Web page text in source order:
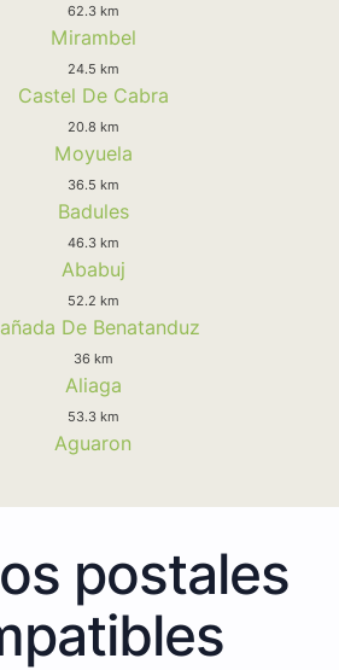
62.3 km
Mirambel
24.5 km
Castel De Cabra
20.8 km
Moyuela
36.5 km
Badules
46.3 km
Ababuj
52.2 km
De Benatanduz
36 km
Aliaga
53.3 km
Aguaron
postales